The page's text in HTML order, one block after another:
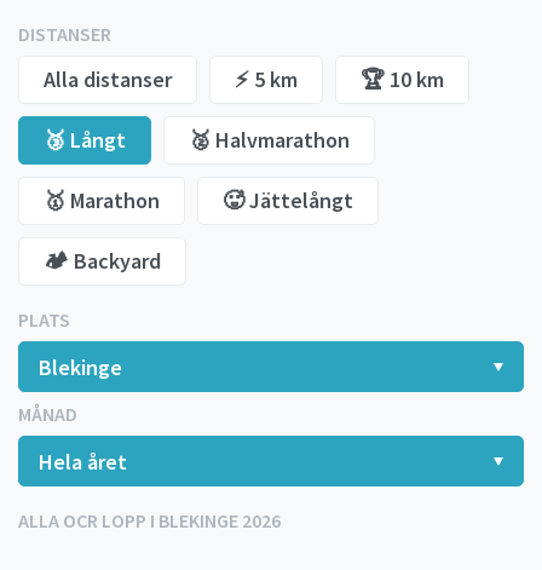
DISTANSER
Alla distanser ⚡️ 5 km 🏆 10 km
🥉 Långt 🥈 Halvmarathon
🥇 Marathon 🥵 Jättelångt
🏕️ Backyard
PLATS
MÅNAD
ALLA OCR LOPP I BLEKINGE 2026